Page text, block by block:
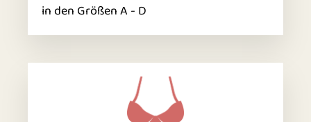
in den Größen A - D